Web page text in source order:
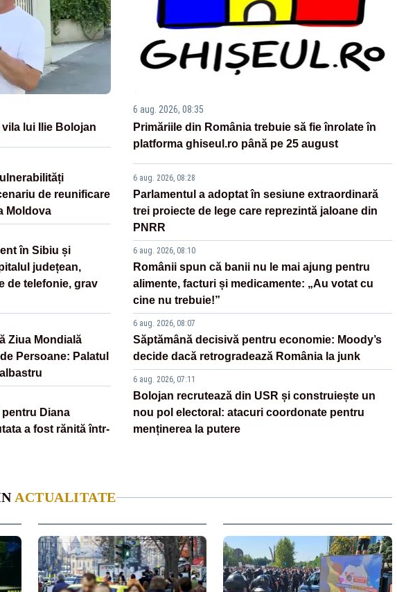
lui Ilie Bolojan
de reunificare
Moldova
în Sibiu și
județean,
de telefonie, grav
Ziua Mondială
Persoane: Palatul
pentru Diana
a fost rănită într-
6 aug. 2026, 08:35
Primăriile din România trebuie să fie înrolate în
platforma ghiseul.ro până pe 25 august
6 aug. 2026, 08:28
Parlamentul a adoptat în sesiune extraordinară
trei proiecte de lege care reprezintă jaloane din
PNRR
6 aug. 2026, 08:10
Românii spun că banii nu le mai ajung pentru
alimente, facturi și medicamente: „Au votat cu
cine nu trebuie!”
6 aug. 2026, 08:07
Săptămână decisivă pentru economie: Moody’s
decide dacă retrogradează România la junk
6 aug. 2026, 07:11
Bolojan recrutează din USR și construiește un
nou pol electoral: atacuri coordonate pentru
menținerea la putere
ACTUALITATE